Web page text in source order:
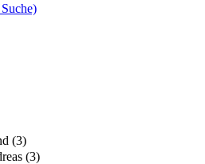
(3)
(3)